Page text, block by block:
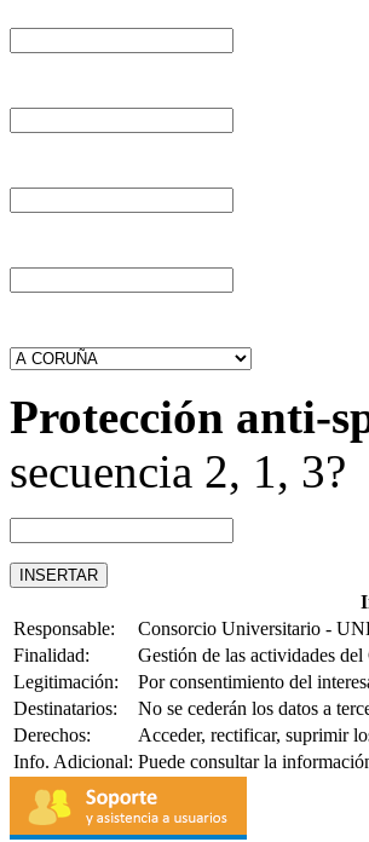
Protección anti-
secuencia 2, 1, 3?
Responsable:
Consorcio Universitario -
Finalidad:
Gestión de las actividades del
Legitimación:
Por consentimiento del
Destinatarios:
No se cederán los datos a
Derechos:
Acceder, rectificar, suprimir
Info. Adicional: Puede consultar la